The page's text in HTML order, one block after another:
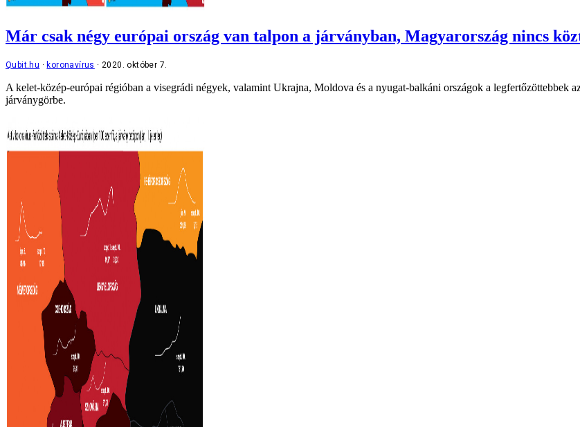
Már csak négy európai ország van talpon a járványban, Magyarország nincs
Qubit.hu koronavírus 2020. október 7.
A kelet-közép-európai régióban a visegrádi négyek, valamint Ukrajna, Moldova és a nyugat-balkáni országok a legfertőzöttebbek
járványgörbe.